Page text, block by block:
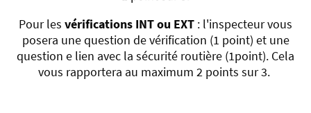
Pour les vérifications INT ou EXT : l'inspecteur vous
posera une question de vérification (1 point) et une
question e lien avec la sécurité routière (1point). Cela
vous rapportera au maximum 2 points sur 3.